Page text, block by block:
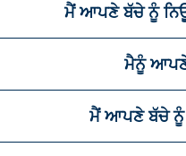
ਮੈਂ ਆਪਣੇ ਬੱਚੇ ਨੂੰ
ਮੈਨੂੰ ਆਪਣੇ
ਮੈਂ ਆਪਣੇ ਬੱਚੇ ਨੂੰ